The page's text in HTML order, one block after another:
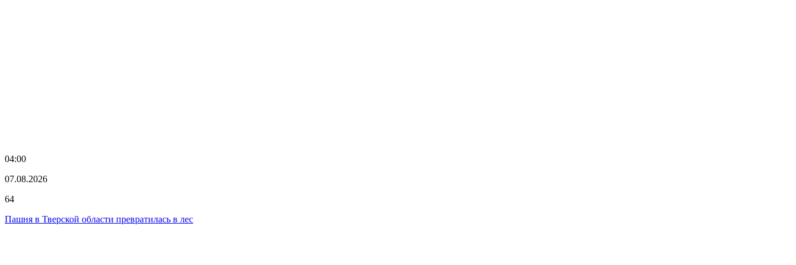
04:00
07.08.2026
64
Пашня в Тверской области превратилась в лес